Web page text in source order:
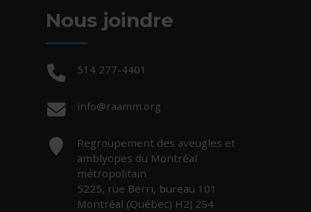
Nous joindre
Téléphone :
514 277-4401
Courriel :
info@raamm.org
Adresse :
Regroupement des aveugles et
amblyopes du Montréal
métropolitain
5225, rue Berri, bureau 101
Montréal (Québec) H2J 2S4